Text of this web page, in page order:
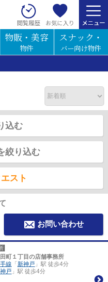
閲覧履歴 お気に入り
物販・美容
物件
スナック・
バー向け物件
込む
絞り込む
スト
お問い合わせ
町１丁目の店舗事務所
線 「 新神戸 」駅 徒歩4分
戸 」駅 徒歩4分